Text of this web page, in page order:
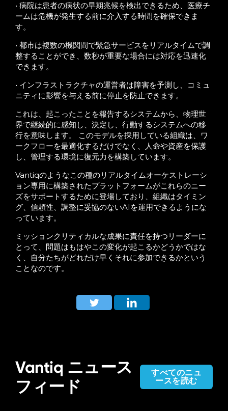
• 病院は患者の病状の早期兆候を検出できるため、医療チ
ームは危機が発生する前に介入する時間を確保できま
す。
• 都市は複数の機関間で緊急サービスをリアルタイムで調
整することができ、数秒が重要な場合には対応を迅速化
できます。
• インフラストラクチャの運営者は障害を予測し、コミュ
ニティに影響を与える前に停止を防止できます。
これは、起こったことを報告するシステムから、物理世
界で継続的に感知し、決定し、行動するシステムへの移
行を意味します。 このモデルを採用している組織は、ワ
ークフローを最適化するだけでなく、人命や資産を保護
し、管理する環境に復元力を構築しています。
Vantiqのようなこの種のリアルタイムオーケストレーシ
ョン専用に構築されたプラットフォームがこれらのニー
ズをサポートするために登場しており、組織はタイミン
グ、信頼性、調整に妥協のないAIを運用できるようにな
っています。
ミッションクリティカルな成果に責任を持つリーダーに
とって、問題はもはやこの変化が起こるかどうかではな
く、自分たちがどれだけ早くそれに参加できるかという
ことなのです。
Vantiq ニュース
フィード
すべてのニュ
ースを読む